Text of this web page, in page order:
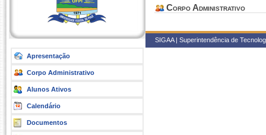
Apresentação
Corpo Administrativo
Alunos Ativos
Calendário
Documentos
Corpo Administrativo
SIGAA | Superintendência de